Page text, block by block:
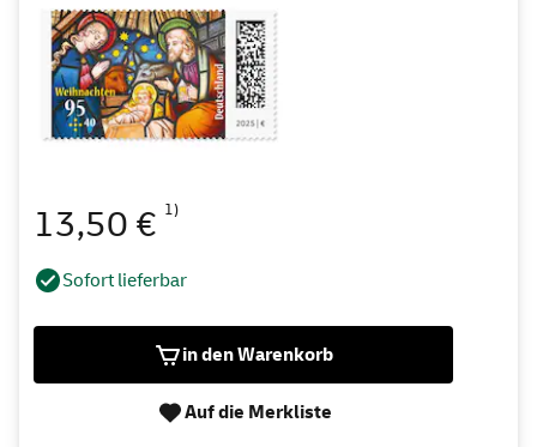
13,50 € 1)
Sofort lieferbar
in den Warenkorb
Auf die Merkliste